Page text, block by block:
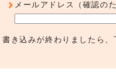
メールアドレス（確認の
書き込みが終わりましたら